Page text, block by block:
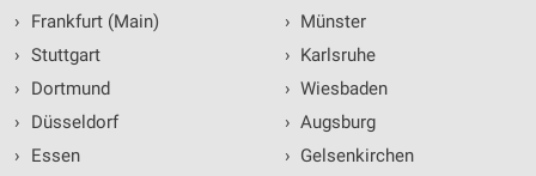
›
Frankfurt (Main)
› Stuttgart
›
Dortmund
›
Düsseldorf
›
Essen
› Münster
› Karlsruhe
› Wiesbaden
› Augsburg
› Gelsenkirchen